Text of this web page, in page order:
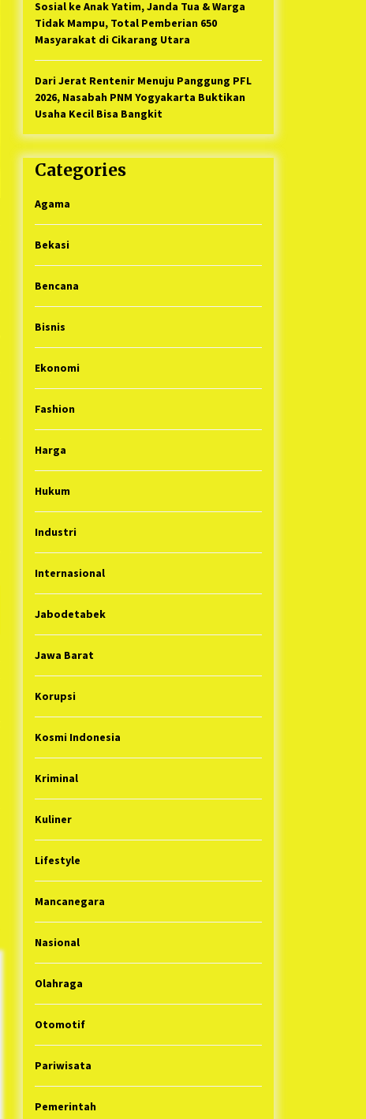
Sosial ke Anak Yatim, Janda Tua & Warga
Tidak Mampu, Total Pemberian 650
Masyarakat di Cikarang Utara
Dari Jerat Rentenir Menuju Panggung PFL
2026, Nasabah PNM Yogyakarta Buktikan
Usaha Kecil Bisa Bangkit
Categories
Agama
Bekasi
Bencana
Bisnis
Ekonomi
Fashion
Harga
Hukum
Industri
Internasional
Jabodetabek
Jawa Barat
Korupsi
Kosmi Indonesia
Kriminal
Kuliner
Lifestyle
Mancanegara
Nasional
Olahraga
Otomotif
Pariwisata
Pemerintah